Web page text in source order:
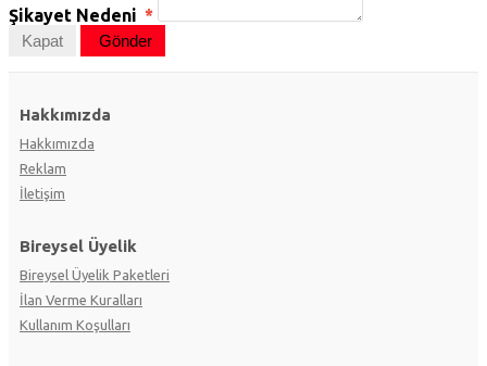
Şikayet Nedeni *
Kapat Gönder
Hakkımızda
Hakkımızda
Reklam
İletişim
Bireysel Üyelik
Bireysel Üyelik Paketleri
İlan Verme Kuralları
Kullanım Koşulları